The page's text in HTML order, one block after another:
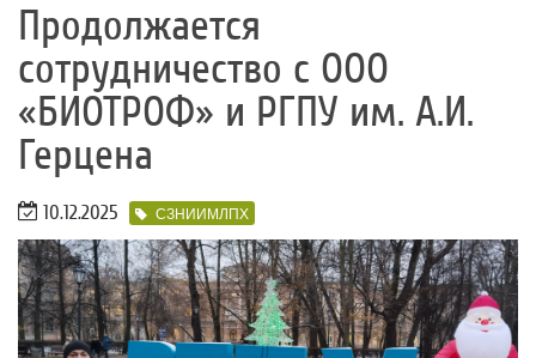
​Продолжается
сотрудничество с ООО
«БИОТРОФ» и РГПУ им. А.И.
Герцена
10.12.2025 СЗНИИМЛПХ